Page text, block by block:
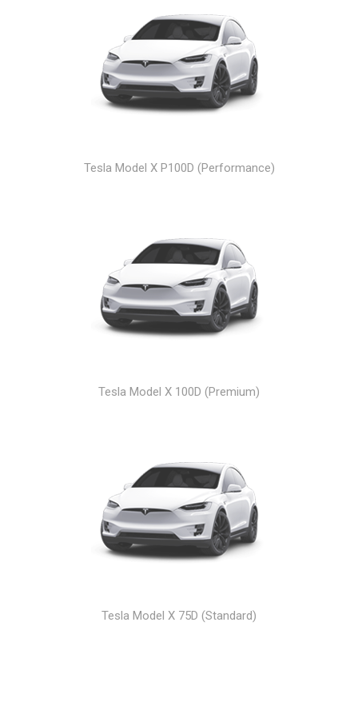
Tesla Model X P100D (Performance)
Tesla Model X 100D (Premium)
Tesla Model X 75D (Standard)